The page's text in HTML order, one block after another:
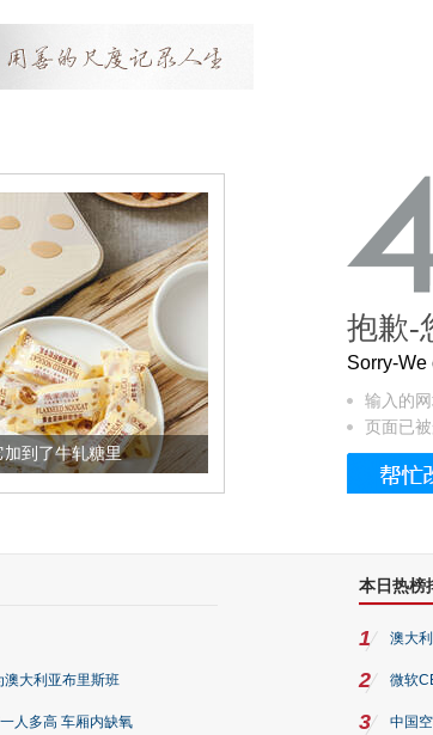
轧糖里 被列入佛家七宝的它到底有多美？
抱歉-
Sorry-We
输入的
页面已
大利亚布里斯班
人多高 车厢内缺氧
本日热榜
1 澳大
2 微软
3 中国